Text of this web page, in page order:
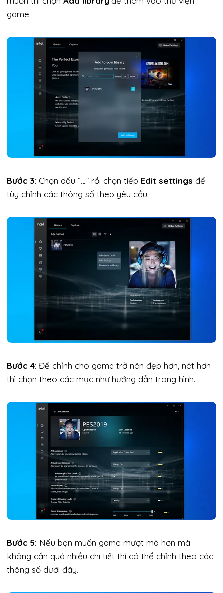
game.
Bước 3: Chọn dấu “…” rồi chọn tiếp Edit settings để
tùy chỉnh các thông số theo yêu cầu.
Bước 4: Để chỉnh cho game trở nên đẹp hơn, nét hơn
thì chọn theo các mục như hướng dẫn trong hình.
Bước 5: Nếu bạn muốn game mượt mà hơn mà
không cần quá nhiều chi tiết thì có thể chỉnh theo các
thông số dưới đây.